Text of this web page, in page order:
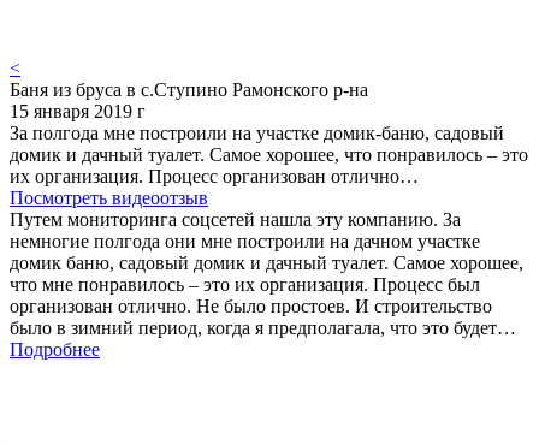
<
Баня из бруса в с.Ступино Рамонского р-на
15 января 2019 г
За полгода мне построили на участке домик-баню, садовый
домик и дачный туалет. Самое хорошее, что понравилось – это
их организация. Процесс организован отлично…
Посмотреть видеоотзыв
Путем мониторинга соцсетей нашла эту компанию. За
немногие полгода они мне построили на дачном участке
домик баню, садовый домик и дачный туалет. Самое хорошее,
что мне понравилось – это их организация. Процесс был
организован отлично. Не было простоев. И строительство
было в зимний период, когда я предполагала, что это будет…
Подробнее